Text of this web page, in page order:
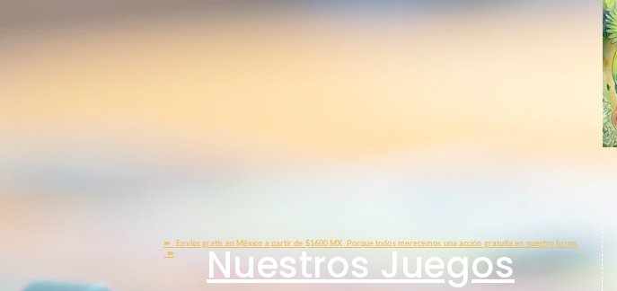
Nuestros Juegos
➽Envíos gratis en México a partir de $1600 MX Porque todos merecemos una acción gratuita en nuestro turno.
➽